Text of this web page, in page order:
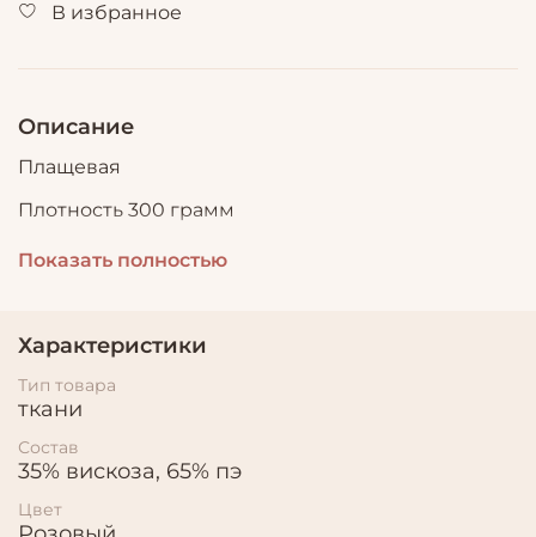
В избранное
Описание
Плащевая
Плотность 300 грамм
Ширина 1,5м
Матовая, не шуршит, не стреляет (не искрит).
Очень пластичная, подвижная.
Можно использовать к качестве подклада.
Показать полностью
Характеристики
Тип товара
ткани
Состав
35% вискоза, 65% пэ
Цвет